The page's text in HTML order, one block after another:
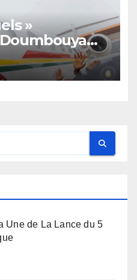
»
s’agite,
Une de La Lance du 5